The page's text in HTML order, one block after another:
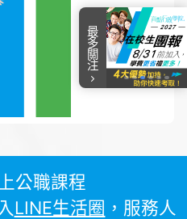
公職課程
LINE生活圈 ，服務人
最多關注
item
item
item
item
item
item
6